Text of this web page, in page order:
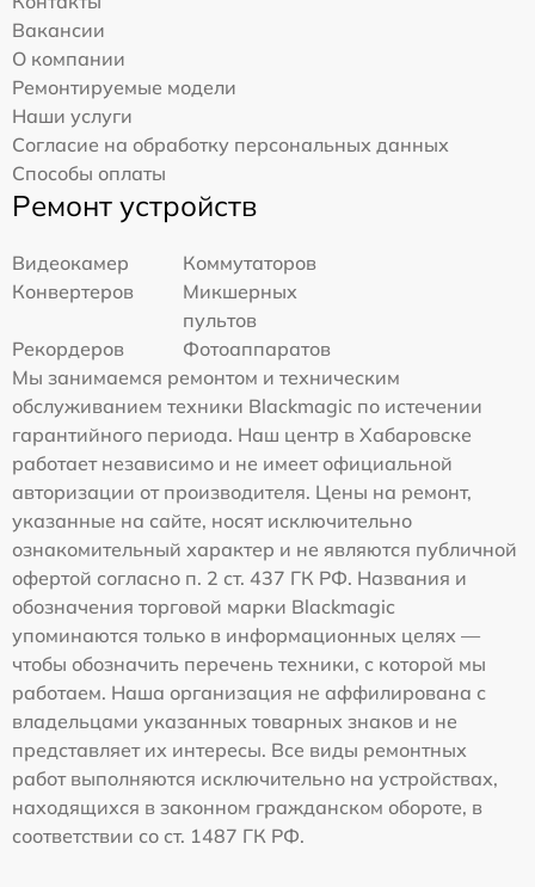
Вакансии
О компании
Ремонтируемые модели
Наши услуги
Согласие на обработку персональных данных
Способы оплаты
Ремонт устройств
Видеокамер
Коммутаторов
Конвертеров
Микшерных
пультов
Рекордеров
Фотоаппаратов
Мы занимаемся ремонтом и техническим
обслуживанием техники Blackmagic по истечении
гарантийного периода. Наш центр в Хабаровске
работает независимо и не имеет официальной
авторизации от производителя. Цены на ремонт,
указанные на сайте, носят исключительно
ознакомительный характер и не являются публичной
офертой согласно п. 2 ст. 437 ГК РФ. Названия и
обозначения торговой марки Blackmagic
упоминаются только в информационных целях —
чтобы обозначить перечень техники, с которой мы
работаем. Наша организация не аффилирована с
владельцами указанных товарных знаков и не
представляет их интересы. Все виды ремонтных
работ выполняются исключительно на устройствах,
находящихся в законном гражданском обороте, в
соответствии со ст. 1487 ГК РФ.